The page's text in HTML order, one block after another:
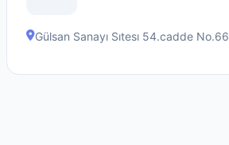
Gülsan Sanayı Sıtesı 54.cadde No.66